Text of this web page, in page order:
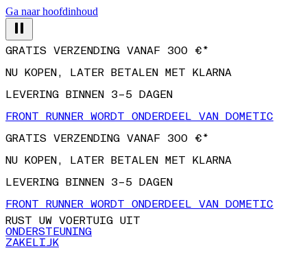
Ga naar hoofdinhoud
GRATIS VERZENDING VANAF 300 €*
NU KOPEN, LATER BETALEN MET KLARNA
LEVERING BINNEN 3–5 DAGEN
FRONT RUNNER WORDT ONDERDEEL VAN DOMETIC
GRATIS VERZENDING VANAF 300 €*
NU KOPEN, LATER BETALEN MET KLARNA
LEVERING BINNEN 3–5 DAGEN
FRONT RUNNER WORDT ONDERDEEL VAN DOMETIC
RUST UW VOERTUIG UIT
ONDERSTEUNING
ZAKELIJK